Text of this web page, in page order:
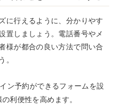
に行えるように、分かりやす
置しましょう。電話番号やメ
様が都合の良い方法で問い合
。
ン予約ができるフォームを設
利便性を高めます。